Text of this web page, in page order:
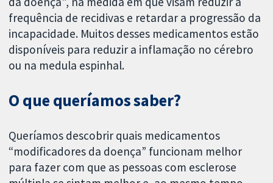
frequência de recidivas e retardar a progressão da
incapacidade. Muitos desses medicamentos estão
disponíveis para reduzir a inflamação no cérebro
ou na medula espinhal.
O que queríamos saber?
Queríamos descobrir quais medicamentos
“modificadores da doença” funcionam melhor
para fazer com que as pessoas com esclerose